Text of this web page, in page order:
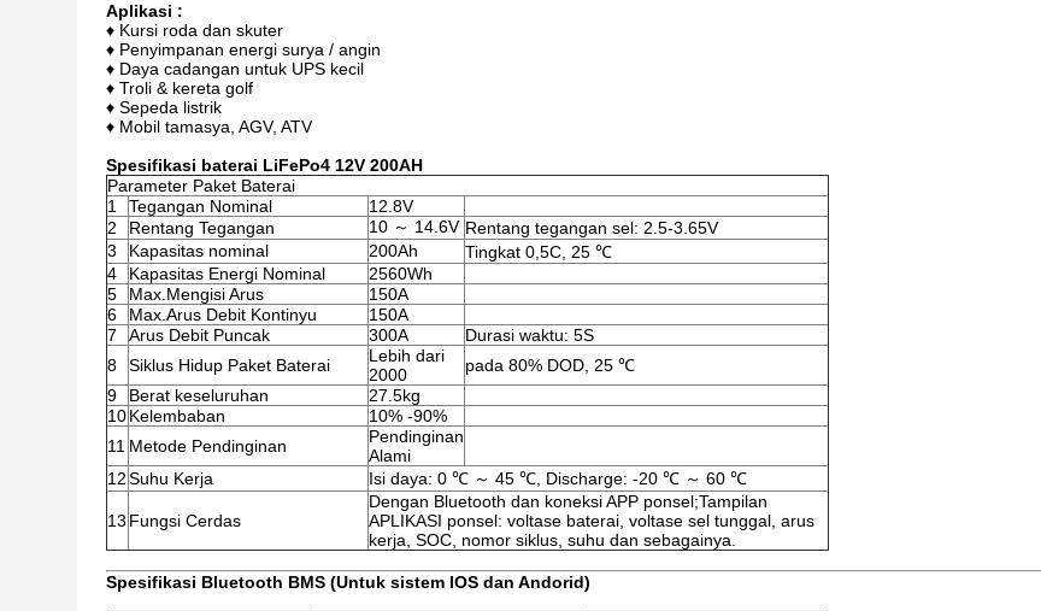
Aplikasi :
♦ Kursi roda dan skuter
♦ Penyimpanan energi surya / angin
♦ Daya cadangan untuk UPS kecil
♦ Troli & kereta golf
♦ Sepeda listrik
♦ Mobil tamasya, AGV, ATV
Spesifikasi baterai LiFePo4 12V 200AH
Parameter Paket Baterai
1
Tegangan Nominal
12.8V
2
Rentang Tegangan 10 ～ 14.6V Rentang tegangan sel: 2.5-3.65V
3
Kapasitas nominal 200Ah
Tingkat 0,5C, 25 ℃
4
Kapasitas Energi Nominal
2560Wh
5
Max.Mengisi Arus
150A
6
Max.Arus Debit Kontinyu
150A
7
Arus Debit Puncak 300A
Durasi waktu: 5S
8
Siklus Hidup Paket Baterai
Lebih dari
2000
pada 80% DOD, 25 ℃
9
Berat keseluruhan
27.5kg
10Kelembaban
10% -90%
11 Metode Pendinginan
Pendinginan
Alami
12Suhu Kerja Isi daya: 0 ℃ ～ 45 ℃, Discharge: -20 ℃ ～ 60 ℃
13 Fungsi Cerdas
Dengan Bluetooth dan koneksi APP ponsel;Tampilan
APLIKASI ponsel: voltase baterai, voltase sel tunggal, arus
kerja, SOC, nomor siklus, suhu dan sebagainya.
Spesifikasi Bluetooth BMS (Untuk sistem IOS dan Andorid)